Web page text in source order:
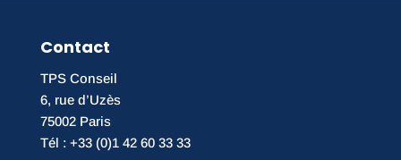
Contact
TPS Conseil
6, rue d’Uzès
75002 Paris
Tél : +33 (0)1 42 60 33 33